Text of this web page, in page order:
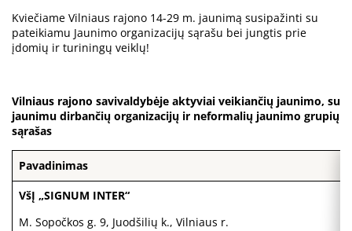
Kviečiame Vilniaus rajono 14-29 m. jaunimą susipažinti su
pateikiamu Jaunimo organizacijų sąrašu bei jungtis prie
įdomių ir turiningų veiklų!
Vilniaus rajono savivaldybėje aktyviai veikiančių jaunimo, su
jaunimu dirbančių organizacijų ir neformalių jaunimo grupių
sąrašas
Pavadinimas
VšĮ „SIGNUM INTER“
M. Sopočkos g. 9, Juodšilių k., Vilniaus r.